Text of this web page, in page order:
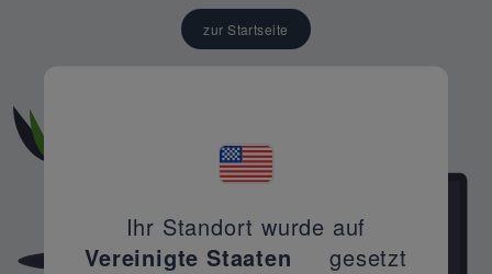
zur Startseite
Ihr Standort wurde auf
Vereinigte Staaten
gesetzt